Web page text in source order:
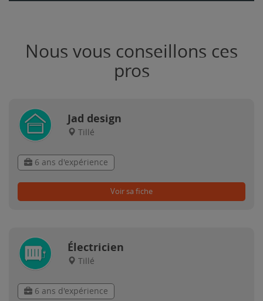
Nous vous conseillons ces
pros
Jad design
Tillé
6 ans d'expérience
Voir sa fiche
Électricien
Tillé
6 ans d'expérience